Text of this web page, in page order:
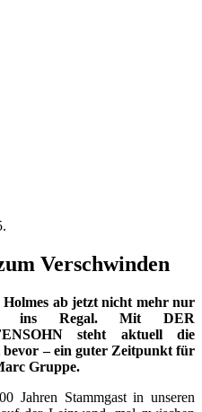
.
Verschwinden
ab jetzt nicht mehr nur
ins Regal. Mit DER
steht aktuell die
– ein guter Zeitpunkt für
Gruppe.
Jahren Stammgast in unseren